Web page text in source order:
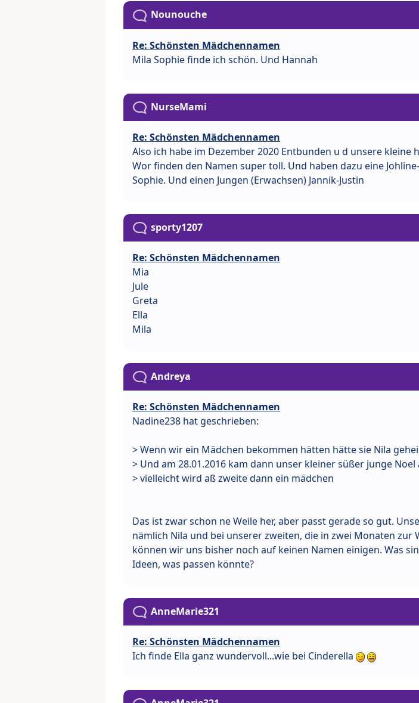
Nounouche
Re: Schönsten Mädchennamen
Mila Sophie finde ich schön. Und Hannah
NurseMami
Re: Schönsten Mädchennamen
Also ich habe im Dezember 2020 Entbunden u d unsere kleine
Wor finden den Namen super toll. Und haben dazu eine
Sophie. Und einen Jungen (Erwachsen) Jannik-Justin
sporty1207
Re: Schönsten Mädchennamen
Mia
Jule
Greta
Ella
Mila
Andreya
Re: Schönsten Mädchennamen
Nadine238 hat geschrieben:
> Wenn wir ein Mädchen bekommen hätten hätte sie Nila
> Und am 28.01.2016 kam dann unser kleiner süßer junge Noel
> vielleicht wird aß zweite dann ein mädchen
Das ist zwar schon ne Weile her, aber passt gerade so gut.
nämlich Nila und bei unserer zweiten, die in zwei Monaten zur
können wir uns bisher noch auf keinen Namen einigen. Was
Ideen, was passen könnte?
AnneMarie321
Re: Schönsten Mädchennamen
Ich finde Ella ganz wundervoll...wie bei Cinderella